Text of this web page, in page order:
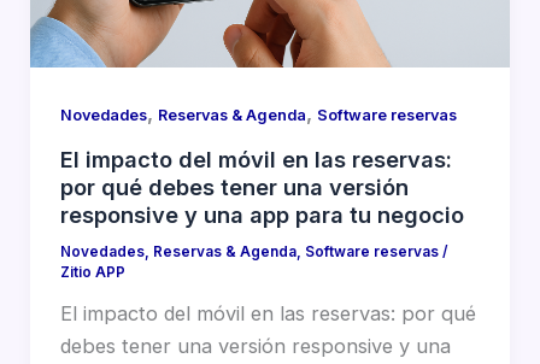
Novedades, Reservas & Agenda, Software reservas
El impacto del móvil en las reservas:
por qué debes tener una versión
responsive y una app para tu negocio
Novedades, Reservas & Agenda, Software reservas/
Zitio APP
El impacto del móvil en las reservas: por qué
debes tener una versión responsive y una